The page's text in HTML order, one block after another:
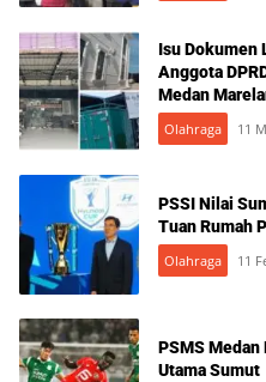
Isu Dokumen
Anggota
Medan
Rekomendasi
Olahraga 11
PSSI Nilai
Tuan Rumah
Olahraga 11
PSMS
Utama Sumut